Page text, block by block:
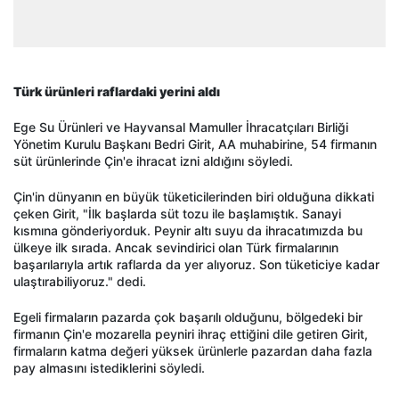
Türk ürünleri raflardaki yerini aldı
Ege Su Ürünleri ve Hayvansal Mamuller İhracatçıları Birliği
Yönetim Kurulu Başkanı Bedri Girit, AA muhabirine, 54 firmanın
süt ürünlerinde Çin'e ihracat izni aldığını söyledi.
Çin'in dünyanın en büyük tüketicilerinden biri olduğuna dikkati
çeken Girit, "İlk başlarda süt tozu ile başlamıştık. Sanayi
kısmına gönderiyorduk. Peynir altı suyu da ihracatımızda bu
ülkeye ilk sırada. Ancak sevindirici olan Türk firmalarının
başarılarıyla artık raflarda da yer alıyoruz. Son tüketiciye kadar
ulaştırabiliyoruz." dedi.
Egeli firmaların pazarda çok başarılı olduğunu, bölgedeki bir
firmanın Çin'e mozarella peyniri ihraç ettiğini dile getiren Girit,
firmaların katma değeri yüksek ürünlerle pazardan daha fazla
pay almasını istediklerini söyledi.